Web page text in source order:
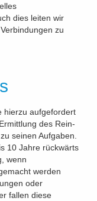
dies leiten wir
zu
hierzu aufgefordert
des Rein-
seinen Aufgaben.
10 Jahre rückwärts
wenn
werden
oder
fallen diese